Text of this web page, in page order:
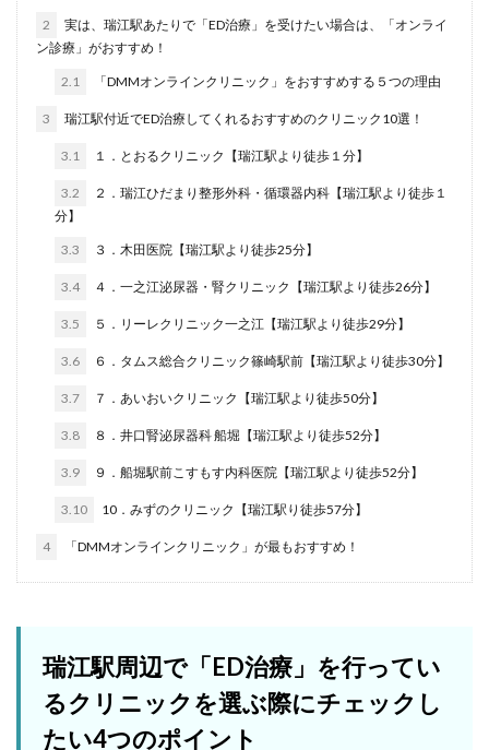
2
実は、瑞江駅あたりで「ED治療」を受けたい場合は、「オンライ
ン診療」がおすすめ！
2.1 「DMMオンラインクリニック」をおすすめする５つの理由
3 瑞江駅付近でED治療してくれるおすすめのクリニック10選！
3.1 １．とおるクリニック【瑞江駅より徒歩１分】
3.2
２．瑞江ひだまり整形外科・循環器内科【瑞江駅より徒歩１
分】
3.3 ３．木田医院【瑞江駅より徒歩25分】
3.4 ４．一之江泌尿器・腎クリニック【瑞江駅より徒歩26分】
3.5 ５．リーレクリニック一之江【瑞江駅より徒歩29分】
3.6 ６．タムス総合クリニック篠崎駅前【瑞江駅より徒歩30分】
3.7 ７．あいおいクリニック【瑞江駅より徒歩50分】
3.8 ８．井口腎泌尿器科 船堀【瑞江駅より徒歩52分】
3.9 ９．船堀駅前こすもす内科医院【瑞江駅より徒歩52分】
3.10 10．みずのクリニック【瑞江駅り徒歩57分】
4 「DMMオンラインクリニック」が最もおすすめ！
瑞江駅周辺で「ED治療」を行ってい
るクリニックを選ぶ際にチェックし
たい4つのポイント